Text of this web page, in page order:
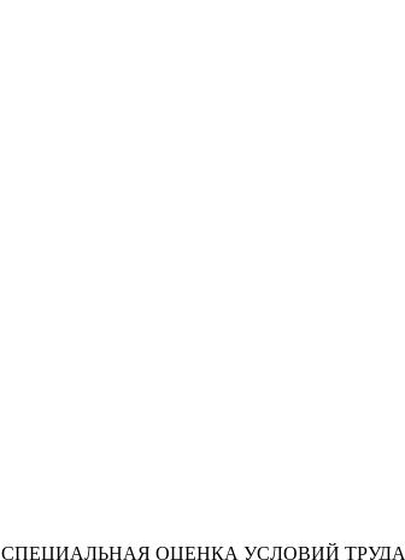
СПЕЦИАЛЬНАЯ ОЦЕНКА УСЛОВИЙ ТРУДА